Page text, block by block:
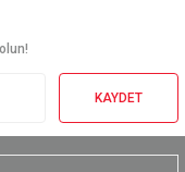
KAYDET